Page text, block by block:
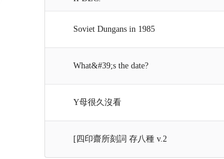
Soviet Dungans in 1985
What&#39;s the date?
Y母很久沒看
[四印齋所刻詞 存八種 v.2